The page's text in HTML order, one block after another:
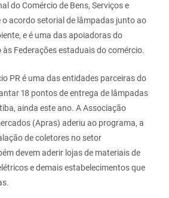
do Comércio de Bens, Serviços e
o acordo setorial de lâmpadas junto ao
e é uma das apoiadoras do
Federações estaduais do comércio.
PR é uma das entidades parceiras do
18 pontos de entrega de lâmpadas
ainda este ano. A Associação
(Apras) aderiu ao programa, a
de coletores no setor
devem aderir lojas de materiais de
e demais estabelecimentos que